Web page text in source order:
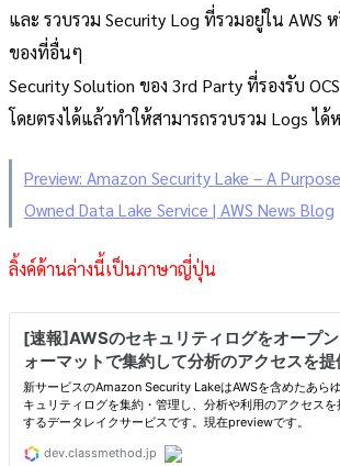
และ รวบรวม Security Log ที่รวมอยู่ใน AWS
ของที่อื่นๆ
Security Solution ของ 3rd Party ที่รองรับ
โดยตรงได้แล้วทำให้สามารถรวบรวม Logs ไ
Preview: Amazon Security Lake – A
Owned Data Lake Service | AWS News Blog
ลิ้งค์ด้านล่างนี้เป็นภาษาญี่ปุ่น